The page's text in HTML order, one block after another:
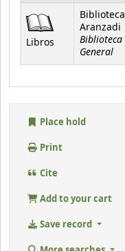
Holdings
Libros
Biblioteca
Aranzadi
Biblioteca
General
Place hold
Print
Cite
Add to your cart
Save record